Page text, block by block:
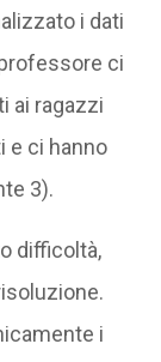
i dati
ci
ai ragazzi
e ci hanno
3).
difficoltà,
i